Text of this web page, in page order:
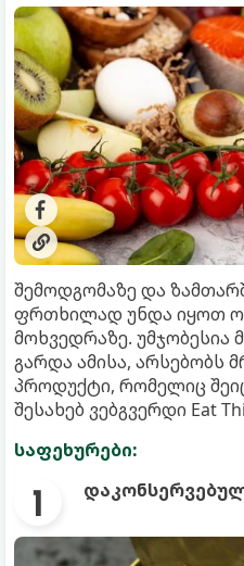
შემოდგომაზე და
ფრთხილად უნდა იყოთ
მოხვედრაზე. უმჯობესია
გარდა ამისა, არსებობს
პროდუქტი, რომელიც
შესახებ ვებგვერდი Eat
საფეხურები: